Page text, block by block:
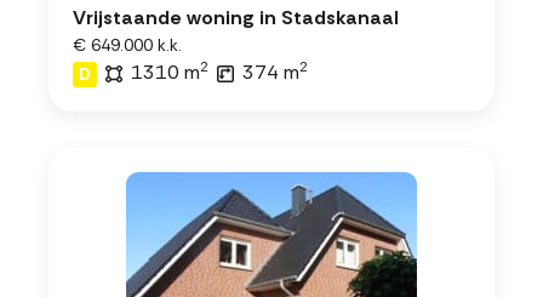
Vrijstaande woning in Stadskanaal
€ 649.000 k.k.
D
1310 m2 374 m2